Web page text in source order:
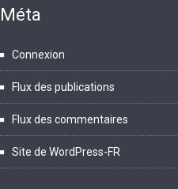
Méta
Connexion
Flux des publications
Flux des commentaires
Site de WordPress-FR